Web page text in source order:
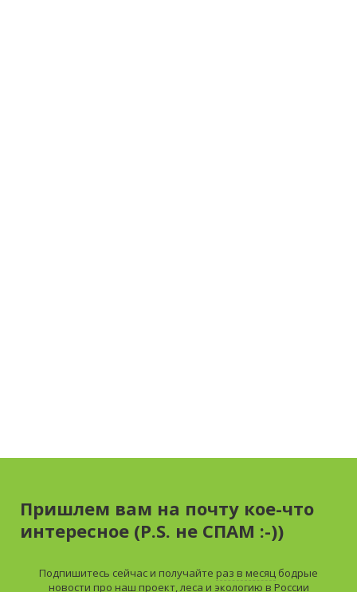
Пришлем вам на почту кое-что
интересное (P.S. не СПАМ :-))
Подпишитесь сейчас и получайте раз в месяц бодрые
новости про наш проект, леса и экологию в России